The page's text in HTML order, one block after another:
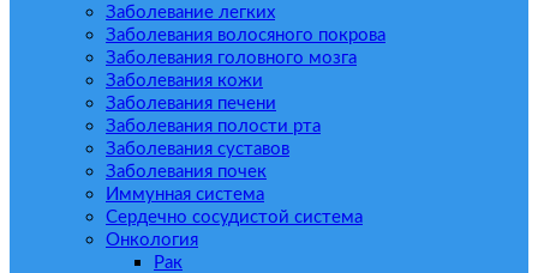
Заболевание легких
Заболевания волосяного покрова
Заболевания головного мозга
Заболевания кожи
Заболевания печени
Заболевания полости рта
Заболевания суставов
Заболевания почек
Иммунная система
Сердечно сосудистой система
Онкология
Рак